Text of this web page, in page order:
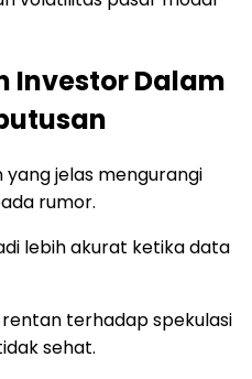
Investor Dalam
jelas mengurangi
rumor.
lebih akurat ketika data
terhadap spekulasi
sehat.